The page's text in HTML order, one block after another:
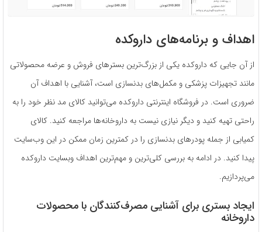
اهداف و برنامه‌های داروکده
از آن جایی که داروکده یکی از بزرگ‌ترین بسترهای فروش و عرضه محصولاتی
مانند تجهیزات پزشکی و مکمل‌های بدنسازی است، آشنایی با اهداف آن
ضروری است. در فروشگاه اینترنتی داروکده می‌توانید کالای مد نظر خود را به
راحتی تهیه کنید و دیگر نیازی نیست به داروخانه‌ها مراجعه کنید. کالای
کمیابی از جمله پودرهای بدنسازی را در کمترین زمان ممکن در این وب‌سایت
پیدا کنید. در ادامه به بررسی کلی‌ترین و مهم‌ترین اهداف وبسایت داروکده
می‌پردازیم.
ایجاد بستری برای آشنایی مصرف‌کنندگان با محصولات
داروخانه